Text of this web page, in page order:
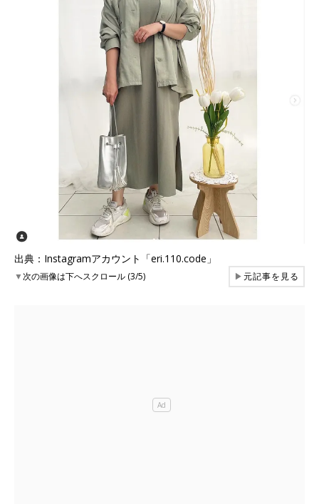
出典：Instagramアカウント「eri.110.code」
▼次の画像は下へスクロール (3/5) ▶元記事を見る